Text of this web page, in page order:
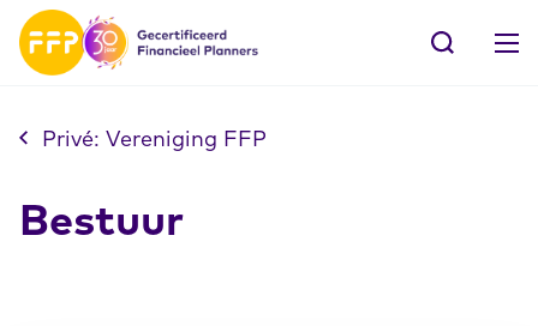
Privé: Vereniging FFP
Bestuur